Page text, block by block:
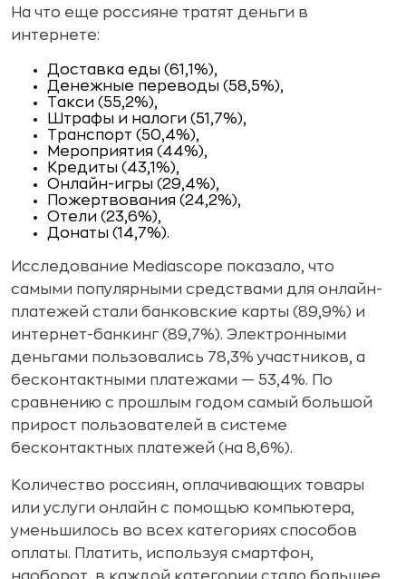
На что еще россияне тратят деньги в
интернете:
Доставка еды (61,1%),
Денежные переводы (58,5%),
Такси (55,2%),
Штрафы и налоги (51,7%),
Транспорт (50,4%),
Мероприятия (44%),
Кредиты (43,1%),
Онлайн-игры (29,4%),
Пожертвования (24,2%),
Отели (23,6%),
Донаты (14,7%).
Исследование Mediascope показало, что
самыми популярными средствами для онлайн-
платежей стали банковские карты (89,9%) и
интернет-банкинг (89,7%). Электронными
деньгами пользовались 78,3% участников, а
бесконтактными платежами — 53,4%. По
сравнению с прошлым годом самый большой
прирост пользователей в системе
бесконтактных платежей (на 8,6%).
Количество россиян, оплачивающих товары
или услуги онлайн с помощью компьютера,
уменьшилось во всех категориях способов
оплаты. Платить, используя смартфон,